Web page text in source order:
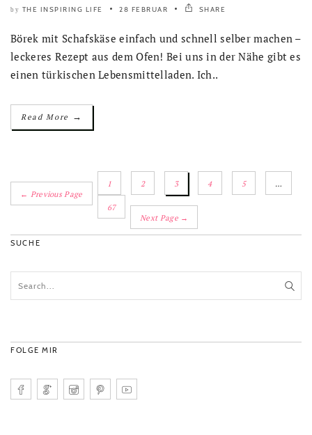
by THE INSPIRING LIFE 28 FEBRUAR SHARE
Börek mit Schafskäse einfach und schnell selber machen –
leckeres Rezept aus dem Ofen! Bei uns in der Nähe gibt es
einen türkischen Lebensmittelladen. Ich..
Read More →
← Previous Page
1 2 3 4 5 …
67
Next Page →
SUCHE
FOLGE MIR